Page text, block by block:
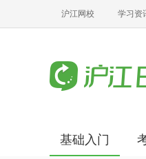
沪江网校 学习资
基础入门